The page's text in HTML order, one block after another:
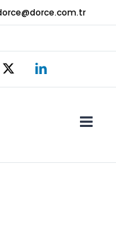
content
LinkedIn
X